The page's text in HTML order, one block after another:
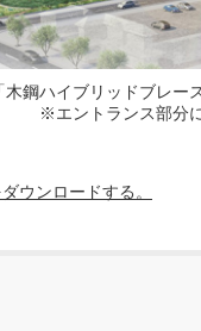
「木鋼ハイブリッドブレー
※エントランス部分
ウンロードする。